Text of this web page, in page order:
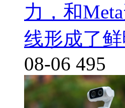
力，和
线形成了鲜
08-06 495